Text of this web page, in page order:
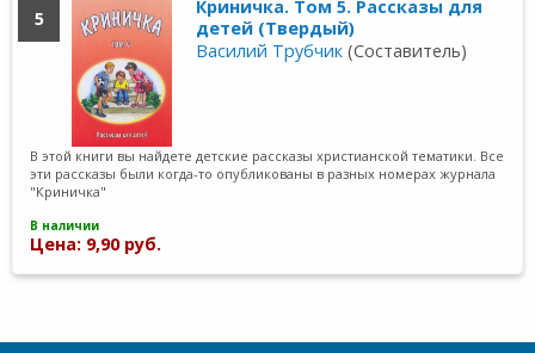
5
Криничка. Том 5. Рассказы для
детей (Твердый)
Василий Трубчик (Составитель)
В этой книги вы найдете детские рассказы христианской тематики. Все
эти рассказы были когда-то опубликованы в разных номерах журнала
"Криничка"
В наличии
Цена: 9,90 руб.